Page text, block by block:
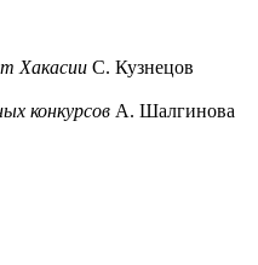
Хакасии С. Кузнецов
конкурсов А. Шалгинова